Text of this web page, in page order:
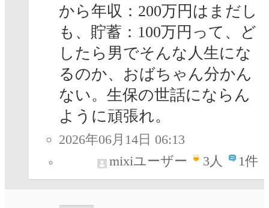
から年収：200万円はまだし
も、貯蓄：100万円って、ど
したら男でそんな人生にな
るのか、おばちゃん分かん
ない。生保の世話にならん
ように頑張れ。
2026年06月14日 06:13
mixiユーザー
3人 1件